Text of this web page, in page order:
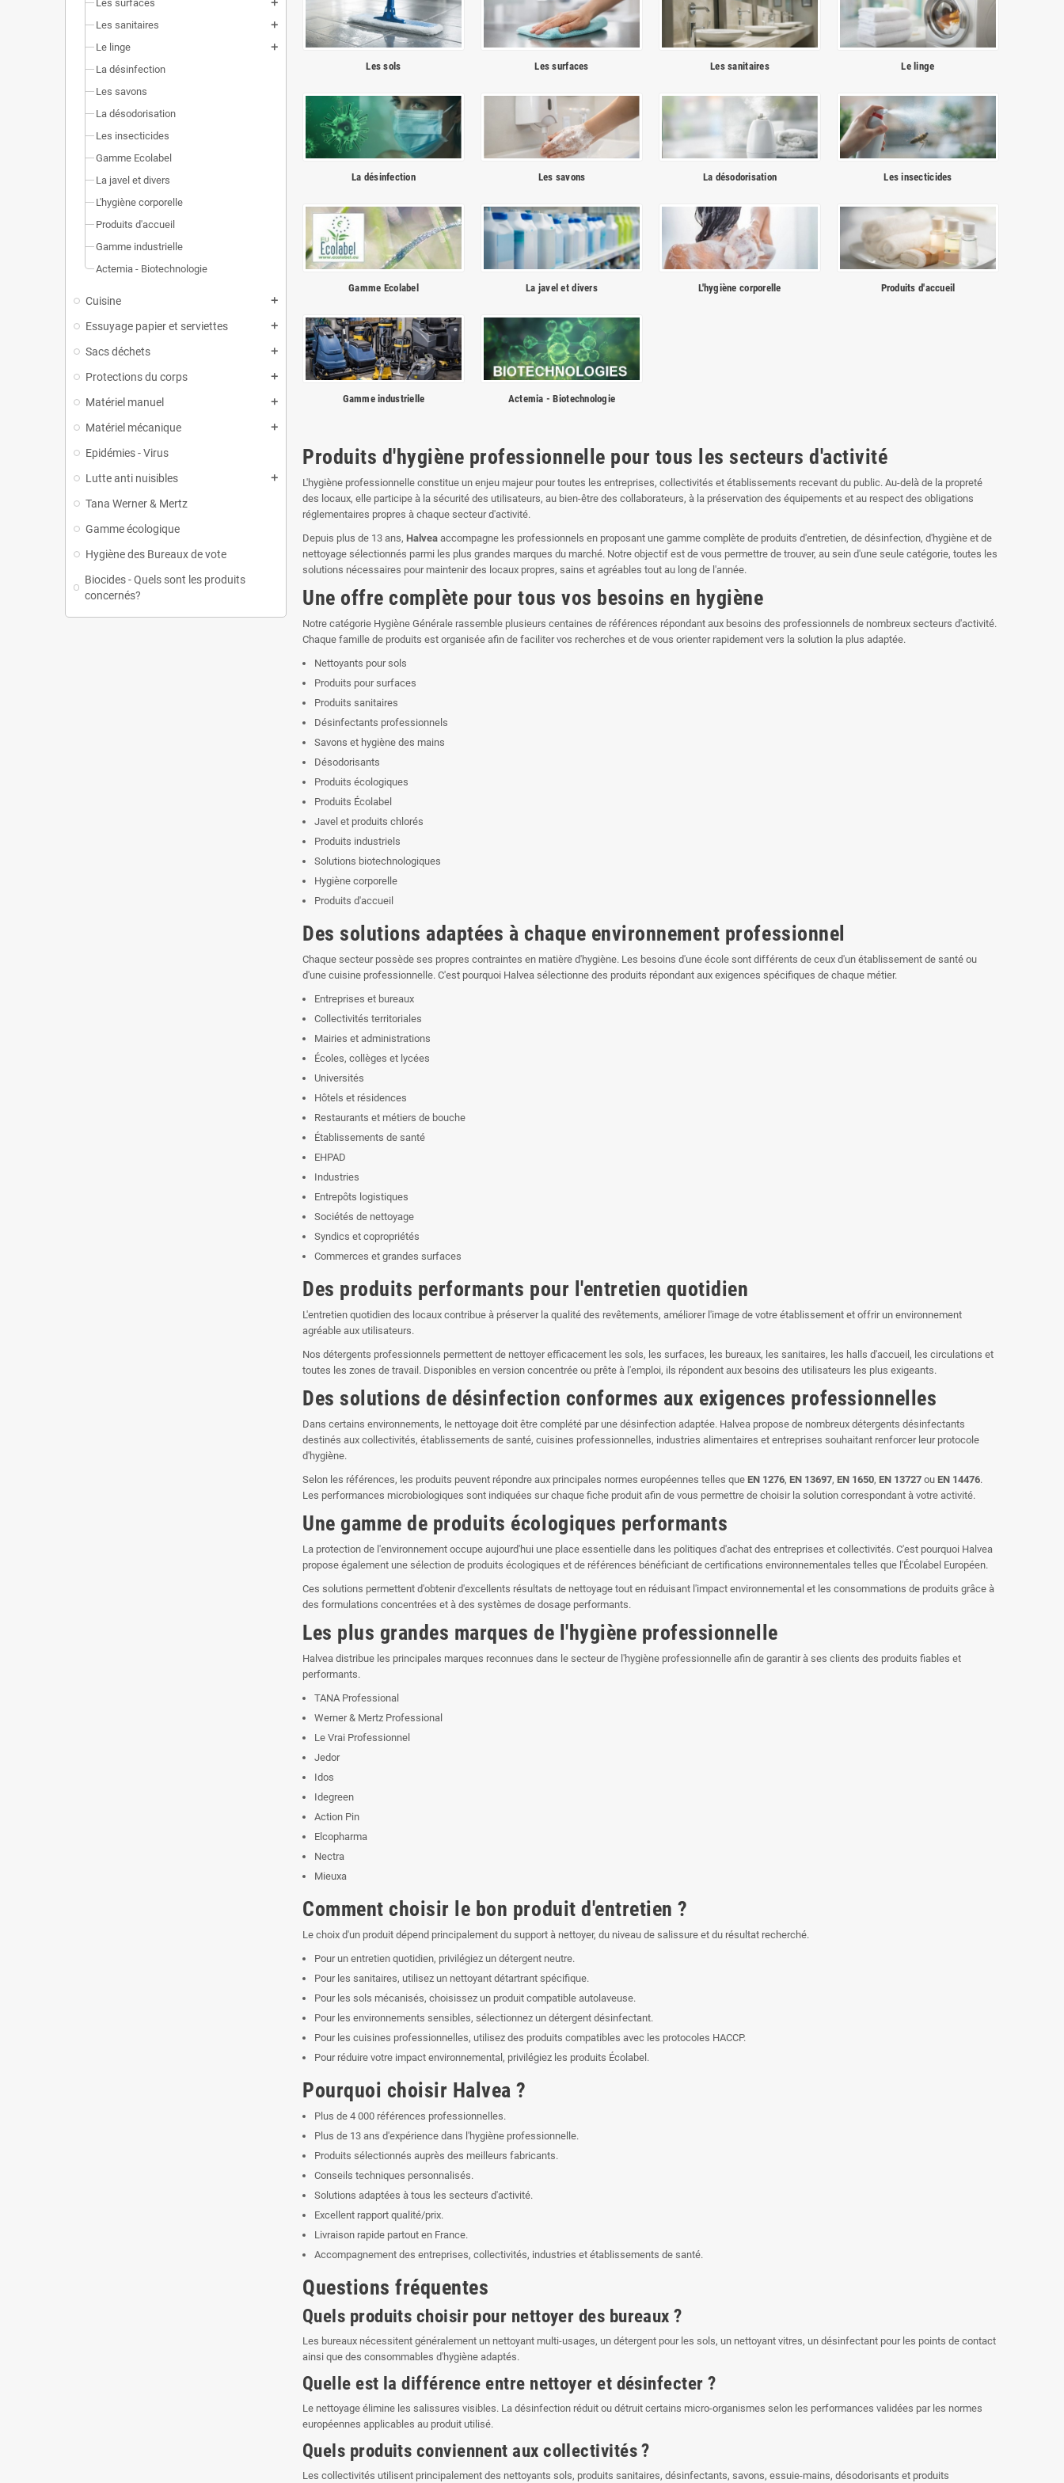
Les surfaces add
Les sanitaires add
Le linge add
La désinfection
Les savons
La désodorisation
Les insecticides
Gamme Ecolabel
La javel et divers
L'hygiène corporelle
Produits d'accueil
Gamme industrielle
Actemia - Biotechnologie
Cuisine add
Essuyage papier et serviettes add
Sacs déchets add
Protections du corps add
Matériel manuel add
Matériel mécanique add
Epidémies - Virus
Lutte anti nuisibles
add
Tana Werner & Mertz
Gamme écologique
Hygiène des Bureaux de vote
Biocides - Quels sont les produits
concernés?
Les sols Les surfaces Les sanitaires Le linge
La désinfection Les savons La désodorisation Les insecticides
Gamme Ecolabel La javel et divers L'hygiène corporelle Produits d'accueil
Gamme industrielle Actemia - Biotechnologie
Produits d'hygiène professionnelle pour tous les secteurs d'activité
L'hygiène professionnelle constitue un enjeu majeur pour toutes les entreprises, collectivités et établissements recevant du public. Au-delà de la propreté
des locaux, elle participe à la sécurité des utilisateurs, au bien-être des collaborateurs, à la préservation des équipements et au respect des obligations
réglementaires propres à chaque secteur d'activité.
Depuis plus de 13 ans, Halvea accompagne les professionnels en proposant une gamme complète de produits d'entretien, de désinfection, d'hygiène et de
nettoyage sélectionnés parmi les plus grandes marques du marché. Notre objectif est de vous permettre de trouver, au sein d'une seule catégorie, toutes les
solutions nécessaires pour maintenir des locaux propres, sains et agréables tout au long de l'année.
Une offre complète pour tous vos besoins en hygiène
Notre catégorie Hygiène Générale rassemble plusieurs centaines de références répondant aux besoins des professionnels de nombreux secteurs d'activité.
Chaque famille de produits est organisée afin de faciliter vos recherches et de vous orienter rapidement vers la solution la plus adaptée.
Nettoyants pour sols
Produits pour surfaces
Produits sanitaires
Désinfectants professionnels
Savons et hygiène des mains
Désodorisants
Produits écologiques
Produits Écolabel
Javel et produits chlorés
Produits industriels
Solutions biotechnologiques
Hygiène corporelle
Produits d'accueil
Des solutions adaptées à chaque environnement professionnel
Chaque secteur possède ses propres contraintes en matière d'hygiène. Les besoins d'une école sont différents de ceux d'un établissement de santé ou
d'une cuisine professionnelle. C'est pourquoi Halvea sélectionne des produits répondant aux exigences spécifiques de chaque métier.
Entreprises et bureaux
Collectivités territoriales
Mairies et administrations
Écoles, collèges et lycées
Universités
Hôtels et résidences
Restaurants et métiers de bouche
Établissements de santé
EHPAD
Industries
Entrepôts logistiques
Sociétés de nettoyage
Syndics et copropriétés
Commerces et grandes surfaces
Des produits performants pour l'entretien quotidien
L'entretien quotidien des locaux contribue à préserver la qualité des revêtements, améliorer l'image de votre établissement et offrir un environnement
agréable aux utilisateurs.
Nos détergents professionnels permettent de nettoyer efficacement les sols, les surfaces, les bureaux, les sanitaires, les halls d'accueil, les circulations et
toutes les zones de travail. Disponibles en version concentrée ou prête à l'emploi, ils répondent aux besoins des utilisateurs les plus exigeants.
Des solutions de désinfection conformes aux exigences professionnelles
Dans certains environnements, le nettoyage doit être complété par une désinfection adaptée. Halvea propose de nombreux détergents désinfectants
destinés aux collectivités, établissements de santé, cuisines professionnelles, industries alimentaires et entreprises souhaitant renforcer leur protocole
d'hygiène.
Selon les références, les produits peuvent répondre aux principales normes européennes telles que EN 1276, EN 13697, EN 1650, EN 13727 ou EN 14476.
Les performances microbiologiques sont indiquées sur chaque fiche produit afin de vous permettre de choisir la solution correspondant à votre activité.
Une gamme de produits écologiques performants
La protection de l'environnement occupe aujourd'hui une place essentielle dans les politiques d'achat des entreprises et collectivités. C'est pourquoi Halvea
propose également une sélection de produits écologiques et de références bénéficiant de certifications environnementales telles que l'Écolabel Européen.
Ces solutions permettent d'obtenir d'excellents résultats de nettoyage tout en réduisant l'impact environnemental et les consommations de produits grâce à
des formulations concentrées et à des systèmes de dosage performants.
Les plus grandes marques de l'hygiène professionnelle
Halvea distribue les principales marques reconnues dans le secteur de l'hygiène professionnelle afin de garantir à ses clients des produits fiables et
performants.
TANA Professional
Werner & Mertz Professional
Le Vrai Professionnel
Jedor
Idos
Idegreen
Action Pin
Elcopharma
Nectra
Mieuxa
Comment choisir le bon produit d'entretien ?
Le choix d'un produit dépend principalement du support à nettoyer, du niveau de salissure et du résultat recherché.
Pour un entretien quotidien, privilégiez un détergent neutre.
Pour les sanitaires, utilisez un nettoyant détartrant spécifique.
Pour les sols mécanisés, choisissez un produit compatible autolaveuse.
Pour les environnements sensibles, sélectionnez un détergent désinfectant.
Pour les cuisines professionnelles, utilisez des produits compatibles avec les protocoles HACCP.
Pour réduire votre impact environnemental, privilégiez les produits Écolabel.
Pourquoi choisir Halvea ?
Plus de 4 000 références professionnelles.
Plus de 13 ans d'expérience dans l'hygiène professionnelle.
Produits sélectionnés auprès des meilleurs fabricants.
Conseils techniques personnalisés.
Solutions adaptées à tous les secteurs d'activité.
Excellent rapport qualité/prix.
Livraison rapide partout en France.
Accompagnement des entreprises, collectivités, industries et établissements de santé.
Questions fréquentes
Quels produits choisir pour nettoyer des bureaux ?
Les bureaux nécessitent généralement un nettoyant multi-usages, un détergent pour les sols, un nettoyant vitres, un désinfectant pour les points de contact
ainsi que des consommables d'hygiène adaptés.
Quelle est la différence entre nettoyer et désinfecter ?
Le nettoyage élimine les salissures visibles. La désinfection réduit ou détruit certains micro-organismes selon les performances validées par les normes
européennes applicables au produit utilisé.
Quels produits conviennent aux collectivités ?
Les collectivités utilisent principalement des nettoyants sols, produits sanitaires, désinfectants, savons, essuie-mains, désodorisants et produits